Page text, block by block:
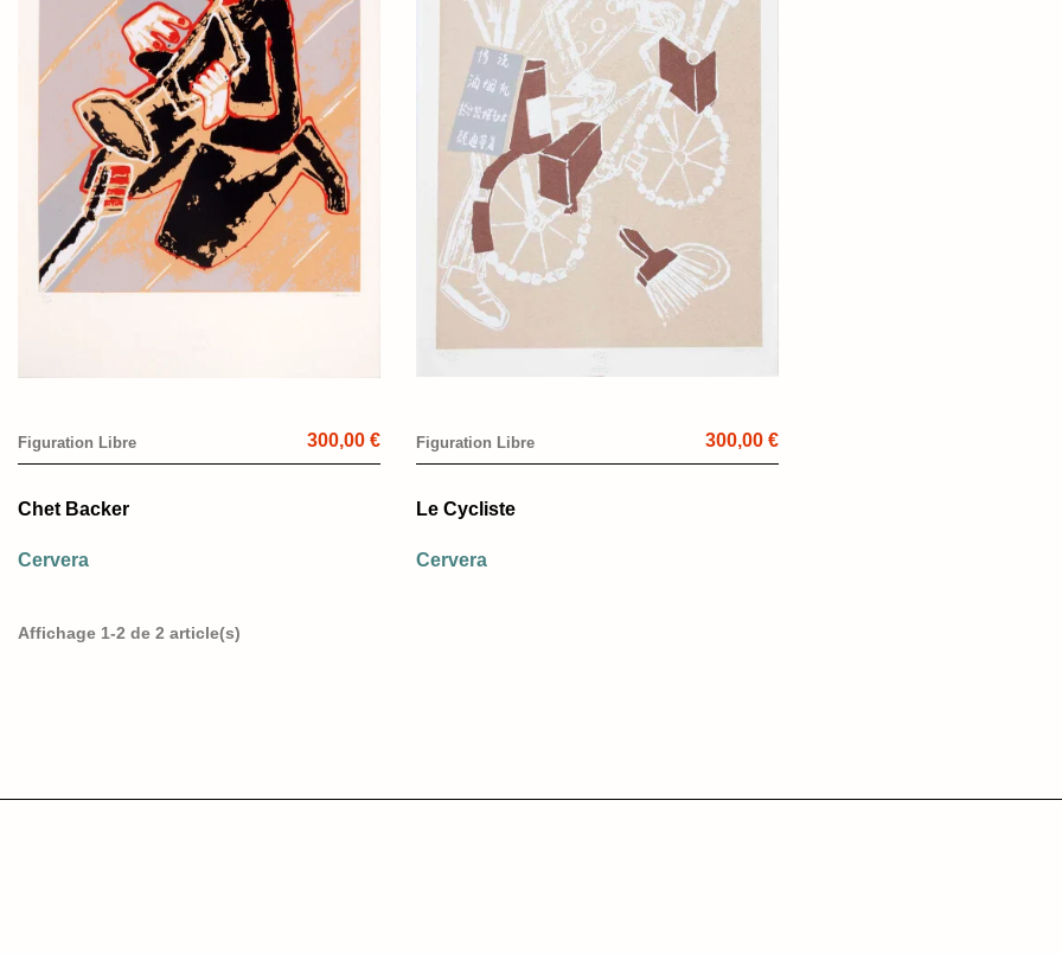
Figuration Libre 300,00 €
Chet Backer
Cervera
Figuration Libre 300,00 €
Le Cycliste
Cervera
Affichage 1-2 de 2 article(s)